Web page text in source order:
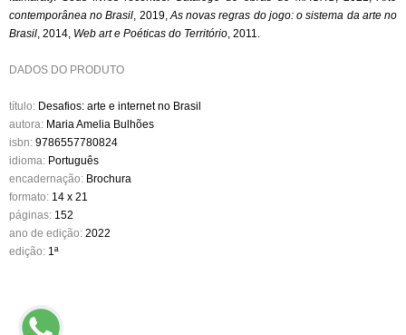
contemporâ­nea no Brasil, 2019,As novas re­gras do jogo: o sistema da arte no
Brasil, 2014, Web art e Poéticas do Território, 2011.
DADOS DO PRODUTO
título: Desafios: arte e internet no Brasil
autora: Maria Amelia Bulhões
isbn: 9786557780824
idioma: Português
encadernação: Brochura
formato: 14 x 21
páginas: 152
ano de edição: 2022
edição: 1ª